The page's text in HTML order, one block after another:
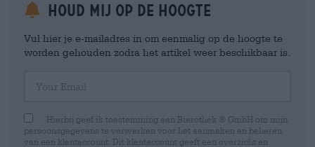
Houd mij op de hoogte
Vul hier je e-mailadres in om eenmalig op de hoogte te
worden gehouden zodra het artikel weer beschikbaar is.
Hierbij geef ik toestemming aan Bierothek ® GmbH om mijn
persoonsgegevens te verwerken voor het aanmaken en beheren
van een klantaccount. Dit klantaccount geeft een overzicht en